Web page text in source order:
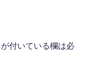
が付いている欄は必